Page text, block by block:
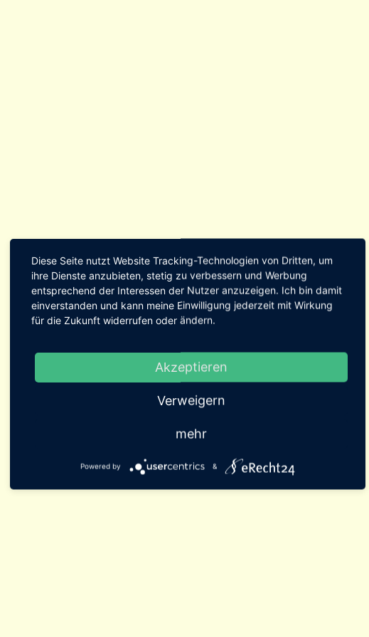
Diese Seite nutzt Website Tracking-Technologien von Dritten, um
ihre Dienste anzubieten, stetig zu verbessern und Werbung
entsprechend der Interessen der Nutzer anzuzeigen. Ich bin damit
einverstanden und kann meine Einwilligung jederzeit mit Wirkung
für die Zukunft widerrufen oder ändern.
Akzeptieren
Verweigern
mehr
Powered by &